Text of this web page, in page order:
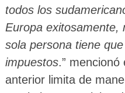
todos los
Europa exitosamente,
sola persona tiene
impuestos.”
anterior limita de